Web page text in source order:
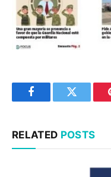
FacebookTwitter
RELATED POSTS